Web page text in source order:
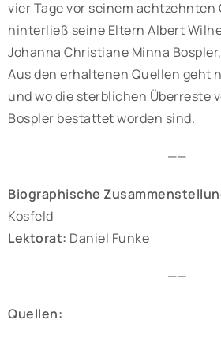
vier Tage vor seinem achtzehnten
hinterließ seine Eltern Albert
Johanna Christiane Minna
Aus den erhaltenen Quellen geht
und wo die sterblichen Überreste
Bospler bestattet worden sind.
——
Biographische
Kosfeld
Lektorat: Daniel Funke
——
Quellen: